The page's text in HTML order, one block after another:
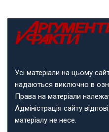
Усі матеріали на цьому
надаються виключно в
Права на матеріали
Адміністрація сайту
матеріалу не несе.